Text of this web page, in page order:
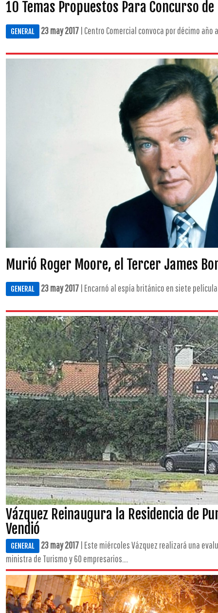
10 Temas Propuestos Para Concurso
GENERAL 23 may 2017 | Centro Comercial convoca por décimo
Murió Roger Moore, el Tercer James
GENERAL 23 may 2017 | Encarnó al espía británico en siete
Vázquez Reinaugura la Residencia de
Vendió
GENERAL 23 may 2017 | Este miércoles Vázquez realizará una
ministra de Turismo y 60 empresarios....